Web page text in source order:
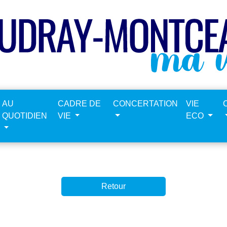
AU
QUOTIDIEN
CADRE DE
VIE
CONCERTATION
VIE
ECO
Retour